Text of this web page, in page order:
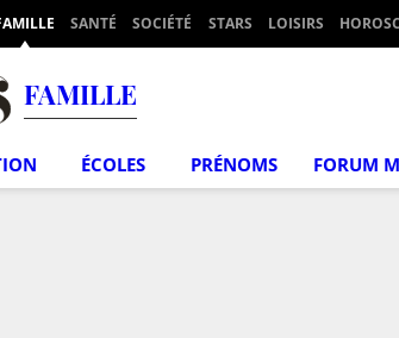
SANTÉ SOCIÉTÉ STARS LOISIRS
FAMILLE
ÉCOLES PRÉNOMS FORUM